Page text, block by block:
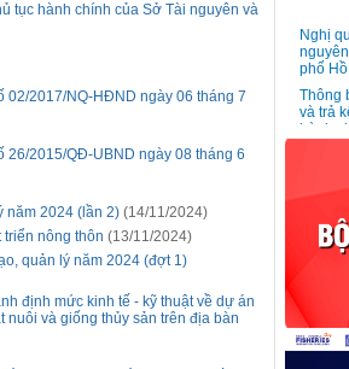
tục hành chính của Sở Tài nguyên và
02/2017/NQ-HĐND ngày 06 tháng 7
26/2015/QĐ-UBND ngày 08 tháng 6
năm 2024 (lần 2) (14/11/2024)
nông thôn (13/11/2024)
quản lý năm 2024 (đợt 1)
định mức kinh tế - kỹ thuật về dự án
nuôi và giống thủy sản trên địa bàn
Nghị
phố
Thông
và trả
hành
và
Triển
thành
Hồ Chí
chóng
chức
Ban
vật
■
Lấy ý
quyết